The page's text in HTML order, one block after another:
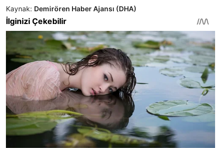
Kaynak: Demirören Haber Ajansı (DHA)